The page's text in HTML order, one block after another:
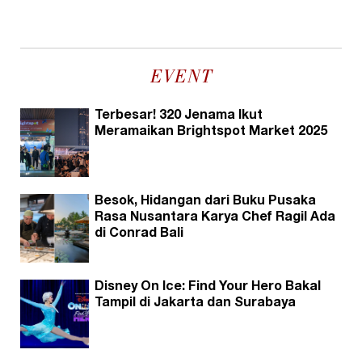
EVENT
Terbesar! 320 Jenama Ikut
Meramaikan Brightspot Market 2025
Besok, Hidangan dari Buku Pusaka
Rasa Nusantara Karya Chef Ragil Ada
di Conrad Bali
Disney On Ice: Find Your Hero Bakal
Tampil di Jakarta dan Surabaya